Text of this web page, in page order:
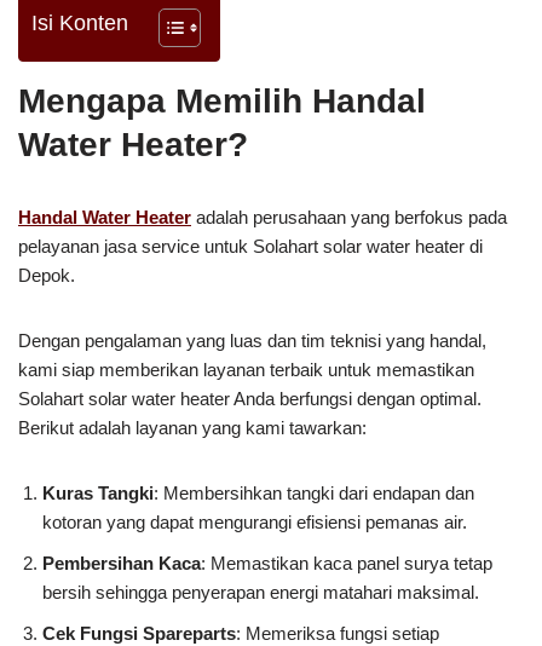
Isi Konten
Mengapa Memilih Handal
Water Heater?
Handal Water Heater adalah perusahaan yang berfokus pada
pelayanan jasa service untuk Solahart solar water heater di
Depok.
Dengan pengalaman yang luas dan tim teknisi yang handal,
kami siap memberikan layanan terbaik untuk memastikan
Solahart solar water heater Anda berfungsi dengan optimal.
Berikut adalah layanan yang kami tawarkan:
Kuras Tangki: Membersihkan tangki dari endapan dan
kotoran yang dapat mengurangi efisiensi pemanas air.
Pembersihan Kaca: Memastikan kaca panel surya tetap
bersih sehingga penyerapan energi matahari maksimal.
Cek Fungsi Spareparts: Memeriksa fungsi setiap